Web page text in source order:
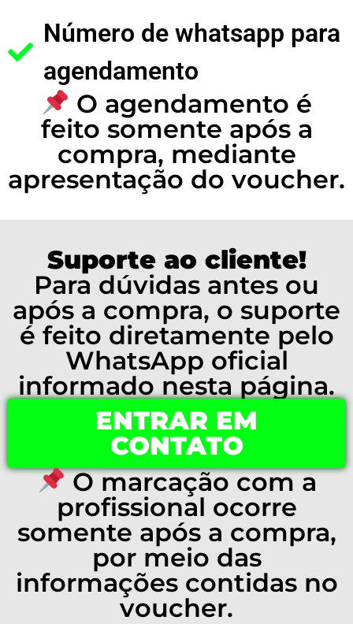
Número de whatsapp para
agendamento
O agendamento é
feito somente após a
compra, mediante
apresentação do voucher.
Suporte ao cliente!
Para dúvidas antes ou
após a compra, o suporte
é feito diretamente pelo
WhatsApp oficial
informado nesta página.
ENTRAR EM
CONTATO
O marcação com a
profissional ocorre
somente após a compra,
por meio das
informações contidas no
voucher.